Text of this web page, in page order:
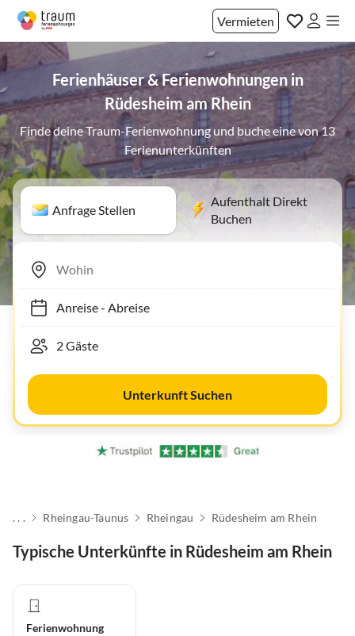
Vermieten
Ferienhäuser & Ferienwohnungen in
Rüdesheim am Rhein
Finde deine Traum-Ferienwohnung und buche eine von 13
Ferienunterkünften
Anfrage Stellen
Aufenthalt Direkt
Buchen
Anreise- Abreise
Unterkunft Suchen
. . . Rheingau-Taunus Rheingau Rüdesheim am Rhein
Typische Unterkünfte in Rüdesheim am Rhein
Ferienwohnung